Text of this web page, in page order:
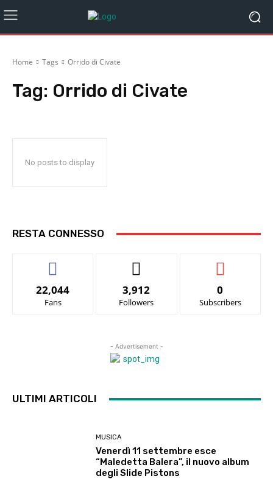
Home Tags Orrido di Civate
Tag: Orrido di Civate
No posts to display
RESTA CONNESSO
22,044
Fans
3,912
Followers
0
Subscribers
- Advertisement -
ULTIMI ARTICOLI
MUSICA
Venerdì 11 settembre esce
“Maledetta Balera”, il nuovo album
degli Slide Pistons